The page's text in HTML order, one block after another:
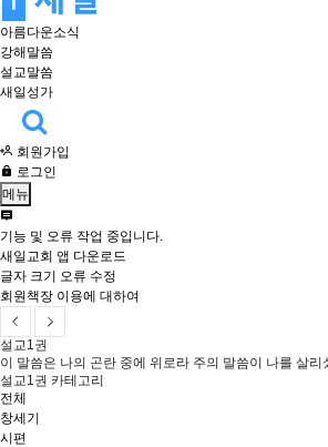
아름다운소식
강해말씀
설교말씀
새일성가
회원가입
로그인
메뉴
기능 및 오류 작업 중입니다.
새일교회 앱 다운로드
글자 크기 오류 수정
회원책장 이용에 대하여
설교1권
이 말씀은 나의 곤란 중에 위로라 주의 말씀이 나를 살리
설교1권 카테고리
전체
창세기
시편